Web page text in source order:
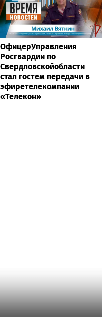
ОфицерУправления
Росгвардии по
Свердловскойобласти
стал гостем передачи в
эфиретелекомпании
«Телекон»